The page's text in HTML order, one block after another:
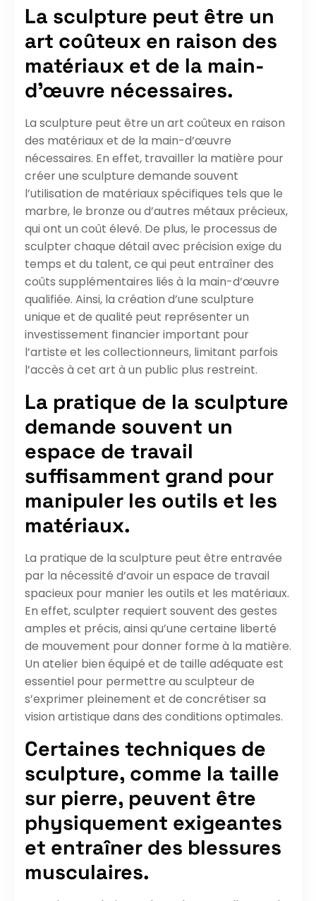
La sculpture peut être un
art coûteux en raison des
matériaux et de la main-
d’œuvre nécessaires.
La sculpture peut être un art coûteux en raison
des matériaux et de la main-d’œuvre
nécessaires. En effet, travailler la matière pour
créer une sculpture demande souvent
l’utilisation de matériaux spécifiques tels que le
marbre, le bronze ou d’autres métaux précieux,
qui ont un coût élevé. De plus, le processus de
sculpter chaque détail avec précision exige du
temps et du talent, ce qui peut entraîner des
coûts supplémentaires liés à la main-d’œuvre
qualifiée. Ainsi, la création d’une sculpture
unique et de qualité peut représenter un
investissement financier important pour
l’artiste et les collectionneurs, limitant parfois
l’accès à cet art à un public plus restreint.
La pratique de la sculpture
demande souvent un
espace de travail
suffisamment grand pour
manipuler les outils et les
matériaux.
La pratique de la sculpture peut être entravée
par la nécessité d’avoir un espace de travail
spacieux pour manier les outils et les matériaux.
En effet, sculpter requiert souvent des gestes
amples et précis, ainsi qu’une certaine liberté
de mouvement pour donner forme à la matière.
Un atelier bien équipé et de taille adéquate est
essentiel pour permettre au sculpteur de
s’exprimer pleinement et de concrétiser sa
vision artistique dans des conditions optimales.
Certaines techniques de
sculpture, comme la taille
sur pierre, peuvent être
physiquement exigeantes
et entraîner des blessures
musculaires.